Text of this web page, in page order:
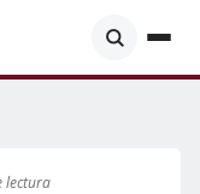
lectura